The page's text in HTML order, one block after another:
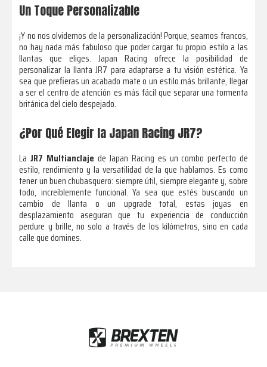
Un Toque Personalizable
¡Y no nos olvidemos de la personalización! Porque, seamos francos,
no hay nada más fabuloso que poder cargar tu propio estilo a las
llantas que eliges. Japan Racing ofrece la posibilidad de
personalizar la llanta JR7 para adaptarse a tu visión estética. Ya
sea que prefieras un acabado mate o un estilo más brillante, llegar
a ser el centro de atención es más fácil que separar una tormenta
británica del cielo despejado.
¿Por Qué Elegir la Japan Racing JR7?
La JR7 Multianclaje de Japan Racing es un combo perfecto de
estilo, rendimiento y la versatilidad de la que hablamos. Es como
tener un buen chubasquero: siempre útil, siempre elegante y, sobre
todo, increíblemente funcional. Ya sea que estés buscando un
cambio de llanta o un upgrade total, estas joyas en
desplazamiento aseguran que tu experiencia de conducción
perdure y brille, no solo a través de los kilómetros, sino en cada
calle que domines.